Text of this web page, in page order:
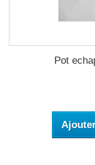
Pot